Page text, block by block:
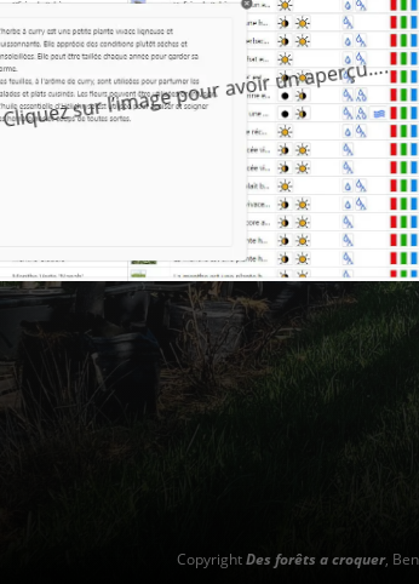
Cliquez sur l’image pour avoir un aperçu….
CopyrightDes forêts a croquer,